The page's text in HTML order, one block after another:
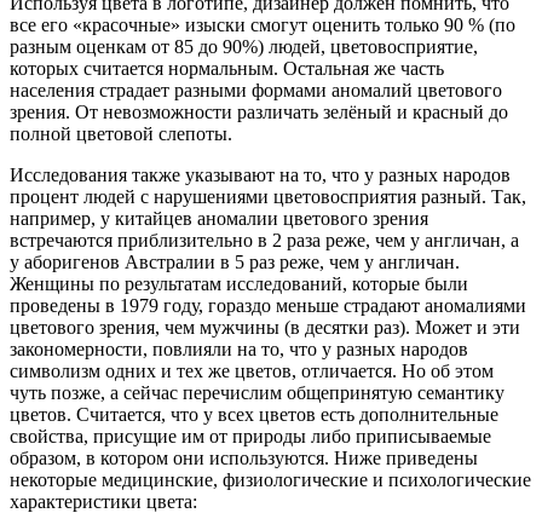
все его «красочные» изыски смогут оценить только 90 % (по
разным оценкам от 85 до 90%) людей, цветовосприятие,
которых считается нормальным. Остальная же часть
населения страдает разными формами аномалий цветового
зрения. От невозможности различать зелёный и красный до
полной цветовой слепоты.
Исследования также указывают на то, что у разных народов
процент людей с нарушениями цветовосприятия разный. Так,
например, у китайцев аномалии цветового зрения
встречаются приблизительно в 2 раза реже, чем у англичан, а
у аборигенов Австралии в 5 раз реже, чем у англичан.
Женщины по результатам исследований, которые были
проведены в 1979 году, гораздо меньше страдают аномалиями
цветового зрения, чем мужчины (в десятки раз). Может и эти
закономерности, повлияли на то, что у разных народов
символизм одних и тех же цветов, отличается. Но об этом
чуть позже, а сейчас перечислим общепринятую семантику
цветов. Считается, что у всех цветов есть дополнительные
свойства, присущие им от природы либо приписываемые
образом, в котором они используются. Ниже приведены
некоторые медицинские, физиологические и психологические
характеристики цвета: